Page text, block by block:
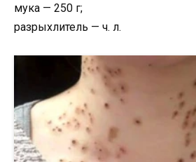
мука — 250 г;
разрыхлитель — ч. л.